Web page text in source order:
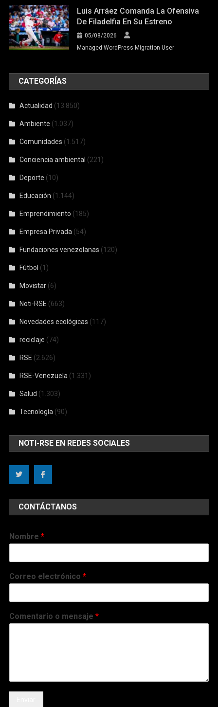
Luis Arráez Comanda La Ofensiva
De Filadelfia En Su Estreno
05/08/2026
Managed WordPress Migration User
CATEGORÍAS
Actualidad (13.850)
Ambiente (1.037)
Comunidades (1.517)
Conciencia ambiental (221)
Deporte (10)
Educación (1.144)
Emprendimiento (185)
Empresa Privada (54)
Fundaciones venezolanas (120)
Fútbol (1)
Movistar (6)
Noti-RSE (663)
Novedades ecológicas (117)
reciclaje (74)
RSE (2.626)
RSE-Venezuela (1.331)
Salud (1.303)
Tecnología (90)
NOTI-RSE EN REDES SOCIALES
CONTÁCTANOS
Nombre*
Correo electrónico*
Comentario o mensaje*